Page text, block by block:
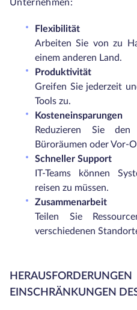
Unternehmen:
Flexibilität
Arbeiten Sie von zu
einem anderen Land.
Produktivität
Greifen Sie jederzeit
Tools zu.
Kosteneinsparungen
Reduzieren Sie
Büroräumen oder Vor-
Schneller Support
IT-Teams können
reisen zu müssen.
Zusammenarbeit
Teilen Sie
verschiedenen
EINSCHRÄNKUNGEN